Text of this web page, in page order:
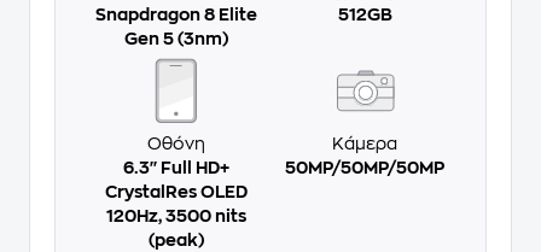
Snapdragon 8 Elite
Gen 5 (3nm)
512GB
Οθόνη
6.3'' Full HD+
CrystalRes OLED
120Hz, 3500 nits
(peak)
Κάμερα
50MP/50MP/50MP